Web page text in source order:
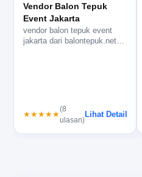
Vendor Balon Tepuk
Event Jakarta
vendor balon tepuk event
jakarta dari balontepuk.net
★★★★★
(8
ulasan)
Lihat Detail